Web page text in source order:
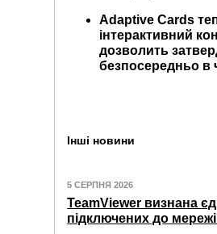
Adaptive Cards
інтерактивний
дозволить
безпосередньо в
Інші новини
5 СЕРПНЯ 2026
TeamViewer визнана
підключених до мережі